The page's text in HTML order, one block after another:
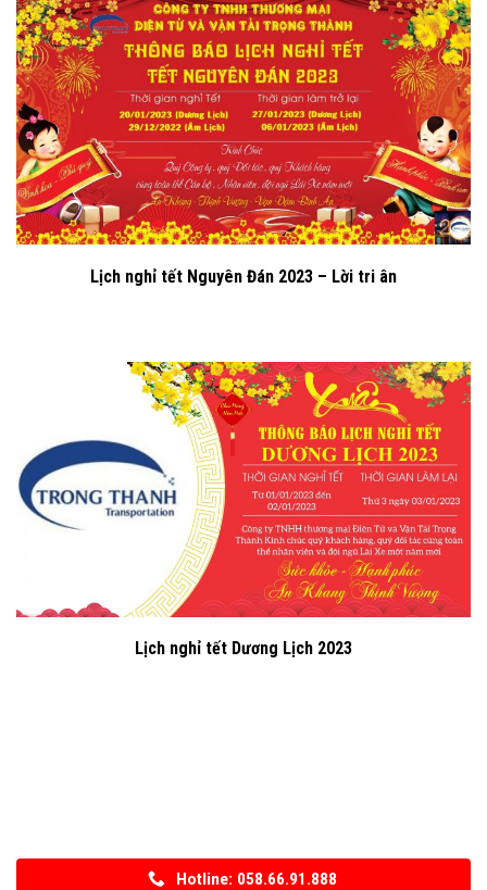
Lịch nghỉ tết Nguyên Đán 2023 – Lời tri ân
Lịch nghỉ tết Dương Lịch 2023
Hotline: 058.66.91.888